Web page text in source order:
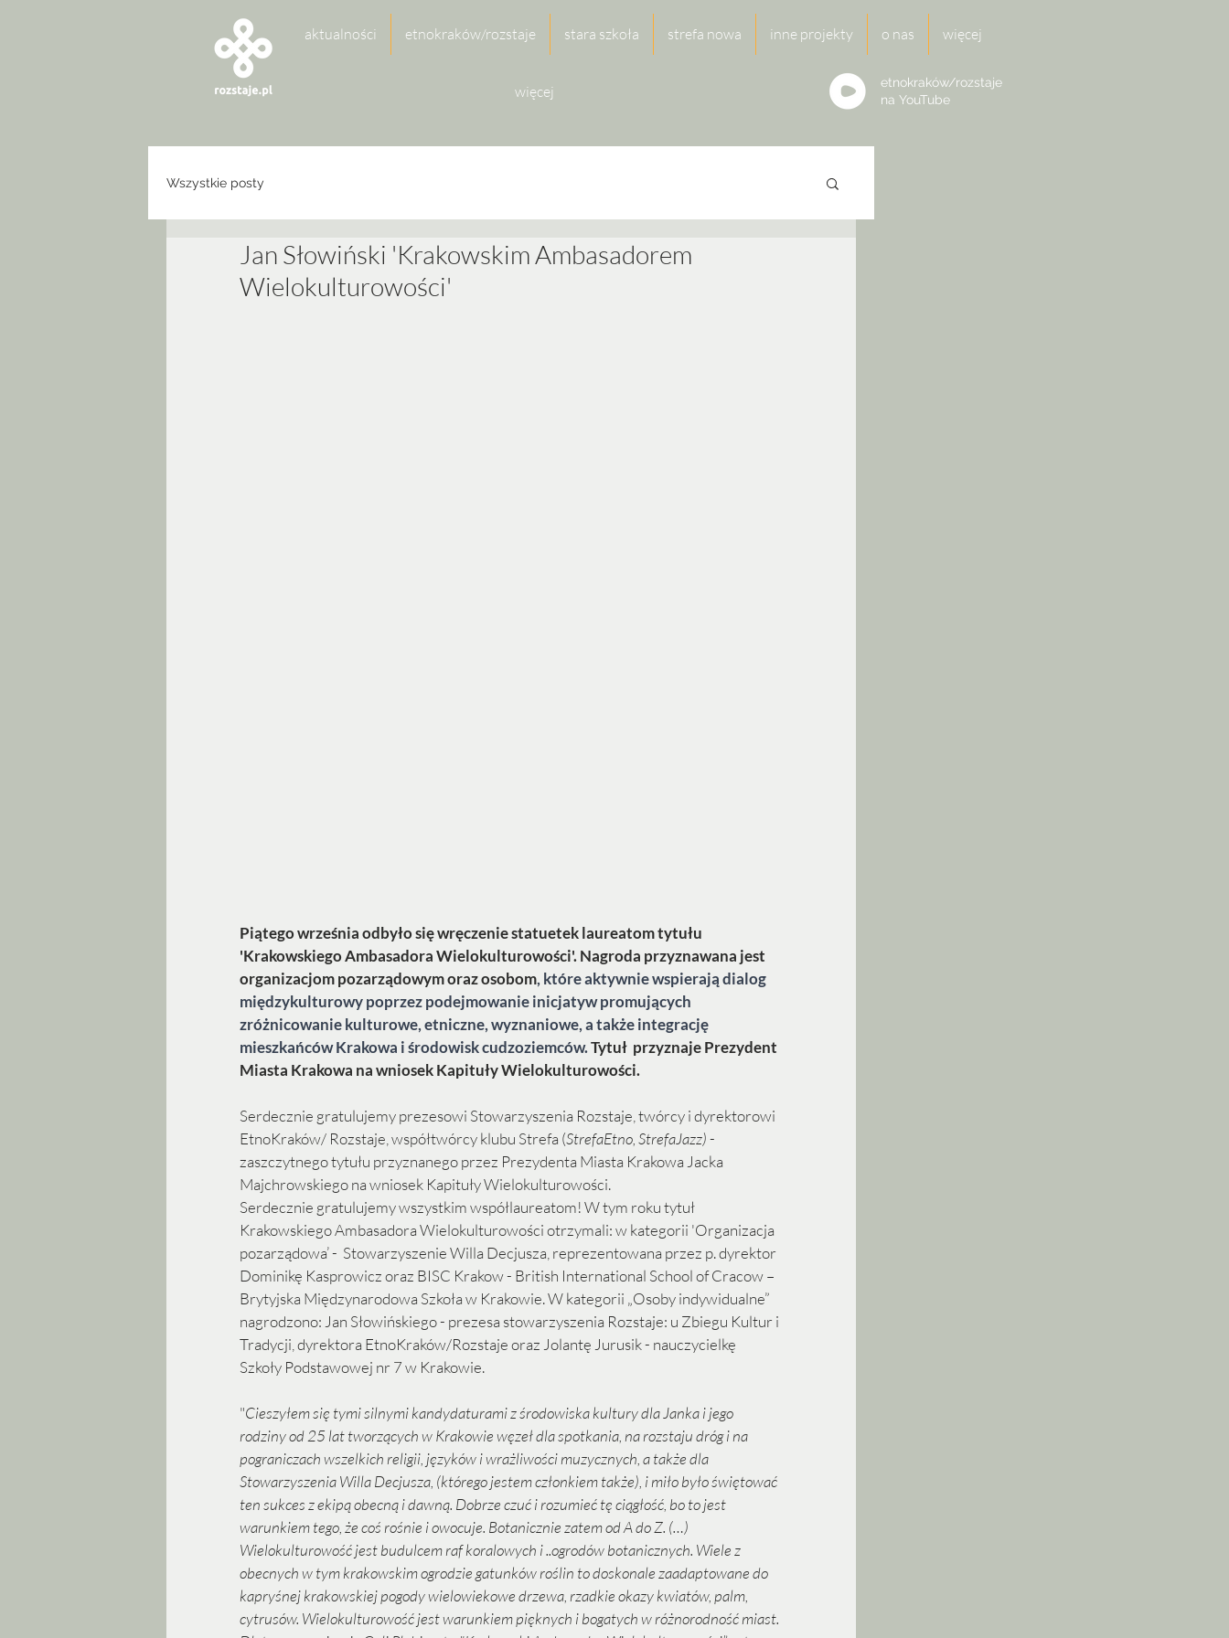
aktualności etnokraków/rozstaje stara szkoła strefa nowa inne projekty o nas więcej
więcej
etnokraków/rozstaje
na YouTube
Wszystkie posty
Jan Słowiński 'Krakowskim Ambasadorem
Wielokulturowości'
Piątego września odbyło się wręczenie statuetek laureatom tytułu
'Krakowskiego Ambasadora Wielokulturowości'. Nagroda przyznawana jest
organizacjom pozarządowym oraz osobom, które aktywnie wspierają dialog
międzykulturowy poprzez podejmowanie inicjatyw promujących
zróżnicowanie kulturowe, etniczne, wyznaniowe, a także integrację
mieszkańców Krakowa i środowisk cudzoziemców. Tytuł  przyznaje Prezydent
Miasta Krakowa na wniosek Kapituły Wielokulturowości.
Serdecznie gratulujemy prezesowi Stowarzyszenia Rozstaje, twórcy i dyrektorowi
EtnoKraków/ Rozstaje, współtwórcy klubu Strefa (StrefaEtno, StrefaJazz) -
zaszczytnego tytułu przyznanego przez Prezydenta Miasta Krakowa Jacka
Majchrowskiego na wniosek Kapituły Wielokulturowości.
Serdecznie gratulujemy wszystkim współlaureatom! W tym roku tytuł
Krakowskiego Ambasadora Wielokulturowości otrzymali: w kategorii 'Organizacja
pozarządowa’ -  Stowarzyszenie Willa Decjusza, reprezentowana przez p. dyrektor
Dominikę Kasprowicz oraz BISC Krakow - British International School of Cracow –
Brytyjska Międzynarodowa Szkoła w Krakowie. W kategorii „Osoby indywidualne”
nagrodzono: Jan Słowińskiego - prezesa stowarzyszenia Rozstaje: u Zbiegu Kultur i
Tradycji, dyrektora EtnoKraków/Rozstaje oraz Jolantę Jurusik - nauczycielkę
Szkoły Podstawowej nr 7 w Krakowie.
"Cieszyłem się tymi silnymi kandydaturami z środowiska kultury dla Janka i jego
rodziny od 25 lat tworzących w Krakowie węzeł dla spotkania, na rozstaju dróg i na
pograniczach wszelkich religii, języków i wrażliwości muzycznych, a także dla
Stowarzyszenia Willa Decjusza, (którego jestem członkiem także), i miło było świętować
ten sukces z ekipą obecną i dawną. Dobrze czuć i rozumieć tę ciągłość, bo to jest
warunkiem tego, że coś rośnie i owocuje. Botanicznie zatem od A do Z. (…)
Wielokulturowość jest budulcem raf koralowych i ..ogrodów botanicznych. Wiele z
obecnych w tym krakowskim ogrodzie gatunków roślin to doskonale zaadaptowane do
kapryśnej krakowskiej pogody wielowiekowe drzewa, rzadkie okazy kwiatów, palm,
cytrusów. Wielokulturowość jest warunkiem pięknych i bogatych w różnorodność miast.